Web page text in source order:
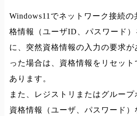
Windows11でネットワーク接続
格情報（ユーザID、パスワード
に、突然資格情報の入力の要求
った場合は、資格情報をリセッ
あります。
また、レジストリまたはグループ
資格情報（ユーザ、パスワード）